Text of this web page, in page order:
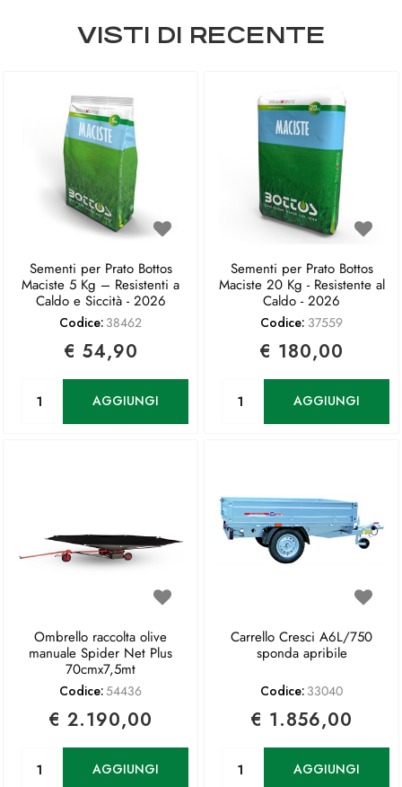
VISTI DI RECENTE
Sementi per Prato Bottos
Maciste 5 Kg – Resistenti a
Caldo e Siccità - 2026
Codice: 38462
€ 54,90
AGGIUNGI
Sementi per Prato Bottos
Maciste 20 Kg - Resistente al
Caldo - 2026
Codice: 37559
€ 180,00
AGGIUNGI
Ombrello raccolta olive
manuale Spider Net Plus
70cmx7,5mt
Codice:54436
€ 2.190,00
AGGIUNGI
Carrello Cresci A6L/750
sponda apribile
Codice: 33040
€ 1.856,00
AGGIUNGI